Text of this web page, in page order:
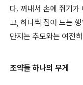
다. 꺼내서 손에 쥐기가
고, 하나씩 집어 드는
만지는 추모와는 여전
조약돌 하나의 무게